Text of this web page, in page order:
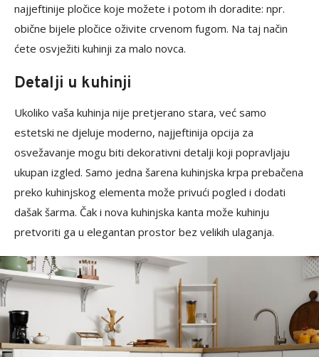
najjeftinije pločice koje možete i potom ih doradite: npr.
obične bijele pločice oživite crvenom fugom. Na taj način
ćete osvježiti kuhinji za malo novca.
Detalji u kuhinji
Ukoliko vaša kuhinja nije pretjerano stara, već samo
estetski ne djeluje moderno, najjeftinija opcija za
osvežavanje mogu biti dekorativni detalji koji popravljaju
ukupan izgled. Samo jedna šarena kuhinjska krpa prebačena
preko kuhinjskog elementa može privući pogled i dodati
dašak šarma. Čak i nova kuhinjska kanta može kuhinju
pretvoriti ga u elegantan prostor bez velikih ulaganja.